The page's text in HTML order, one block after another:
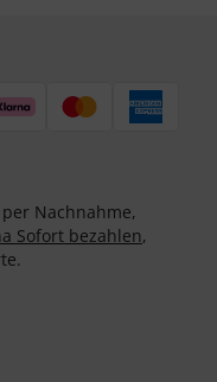
Nachnahme,
Sofort bezahlen,